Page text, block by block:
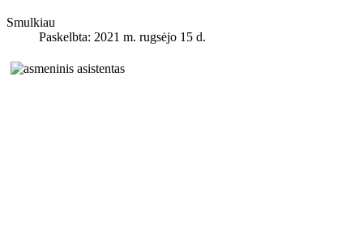
Smulkiau
Paskelbta: 2021 m. rugsėjo 15 d.